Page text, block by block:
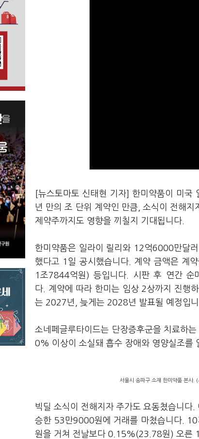
[뉴스토마토 신태현 기자] 한미약품이 미
년 만의 조 단위 계약인 만큼, 소식이 전해
제약주까지도 영향을 끼칠지 기대됩니다.
한미약품은 일라이 릴리와 12억6000만달
했다고 1일 공시했습니다. 계약 금액은 계
1조7844억원) 등입니다. 시판 후 연간 순
다. 계약에 따라 한미는 임상 2상까지 진행
는 2027년, 늦게는 2028년 발표될 예정입니
소네페글루타이드는 단장증후군을 치료하
0% 이상이 소실돼 흡수 장애와 영양실조를
서울시 송파구 소재 한미약품 본사.
빅딜 소식이 전해지자 주가도 요동쳤습니
승한 53만9000원에 거래를 마쳤습니다.
원을 거쳐 전날보다 0.15%(23.78원) 오른